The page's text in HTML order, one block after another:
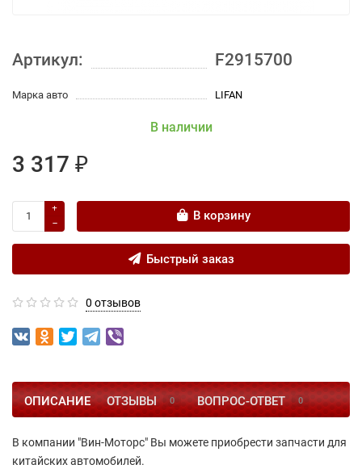
Артикул: F2915700
Марка авто LIFAN
В наличии
3 317 ₽
В корзину
Быстрый заказ
0 отзывов
ОПИСАНИЕ ОТЗЫВЫ 0 ВОПРОС-ОТВЕТ 0
В компании "Вин-Моторс" Вы можете приобрести запчасти для
китайских автомобилей.